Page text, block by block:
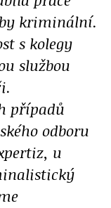
kriminální.
s kolegy
službou
případů
odboru
u